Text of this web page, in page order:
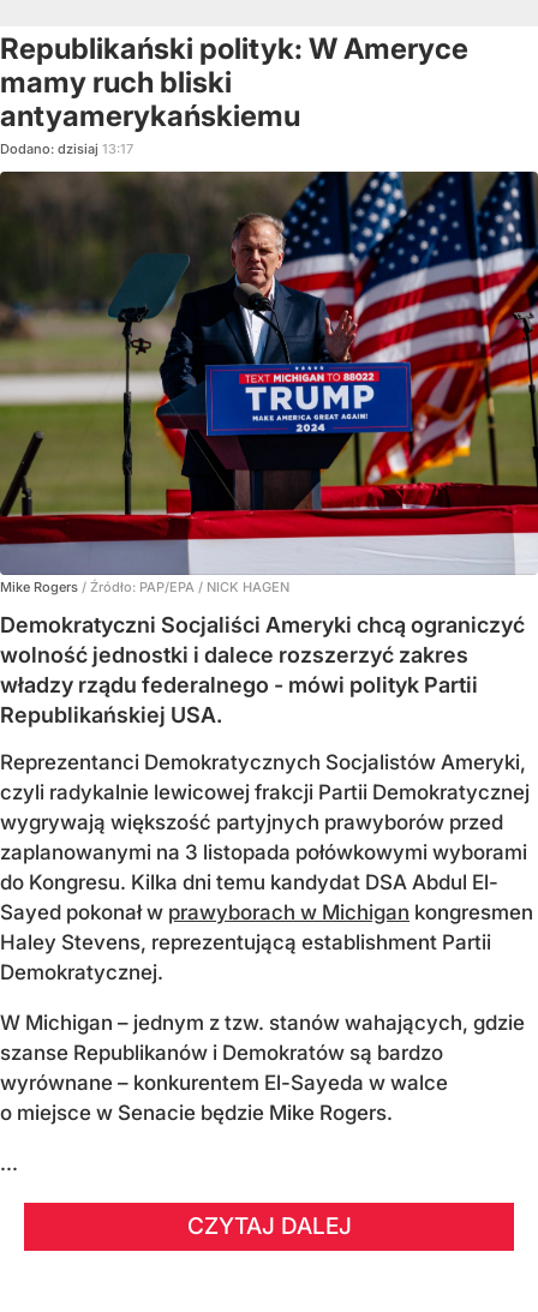
Republikański polityk: W Ameryce
mamy ruch bliski
antyamerykańskiemu
Dodano: dzisiaj 13:17
Mike Rogers / Źródło: PAP/EPA / NICK HAGEN
Demokratyczni Socjaliści Ameryki chcą ograniczyć
wolność jednostki i dalece rozszerzyć zakres
władzy rządu federalnego - mówi polityk Partii
Republikańskiej USA.
Reprezentanci Demokratycznych Socjalistów Ameryki,
czyli radykalnie lewicowej frakcji Partii Demokratycznej
wygrywają większość partyjnych prawyborów przed
zaplanowanymi na 3 listopada połówkowymi wyborami
do Kongresu. Kilka dni temu kandydat DSA Abdul El-
Sayed pokonał w prawyborach w Michigan kongresmen
Haley Stevens, reprezentującą establishment Partii
Demokratycznej.
W Michigan – jednym z tzw. stanów wahających, gdzie
szanse Republikanów i Demokratów są bardzo
wyrównane – konkurentem El-Sayeda w walce
o miejsce w Senacie będzie Mike Rogers.
...
CZYTAJ DALEJ